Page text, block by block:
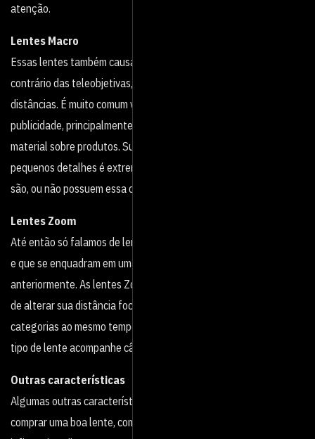
atenção.
Lentes Macro
Essas lentes também causam o efeito de ampliação, mas ao
contrário das teleobjetivas, são utilizadas para curtíssimas
distâncias. É muito comum ver a utilização dessas objetivas na
publicidade, principalmente no que diz respeito a produção de
material sobre produtos. Sua capacidade de captação de
pequenos detalhes é extremamente superior a lentes que não
são, ou não possuem essa característica.
Lentes Zoom
Até então só falamos de lentes que possuem distância focal fixa
e que se enquadram em uma única categoria das descritas
anteriormente. As lentes Zoom, por possuírem a funcionalidade
de alterar sua distância focal, podem pertencer a todas as
categorias ao mesmo tempo. Essa versatilidade faz com que esse
tipo de lente acompanhe câmeras no ‘kit’ logo quando compradas.
Outras características
Algumas outras características podem ser decisivas na hora de
comprar uma boa lente, como vimos até aqui as distâncias focais